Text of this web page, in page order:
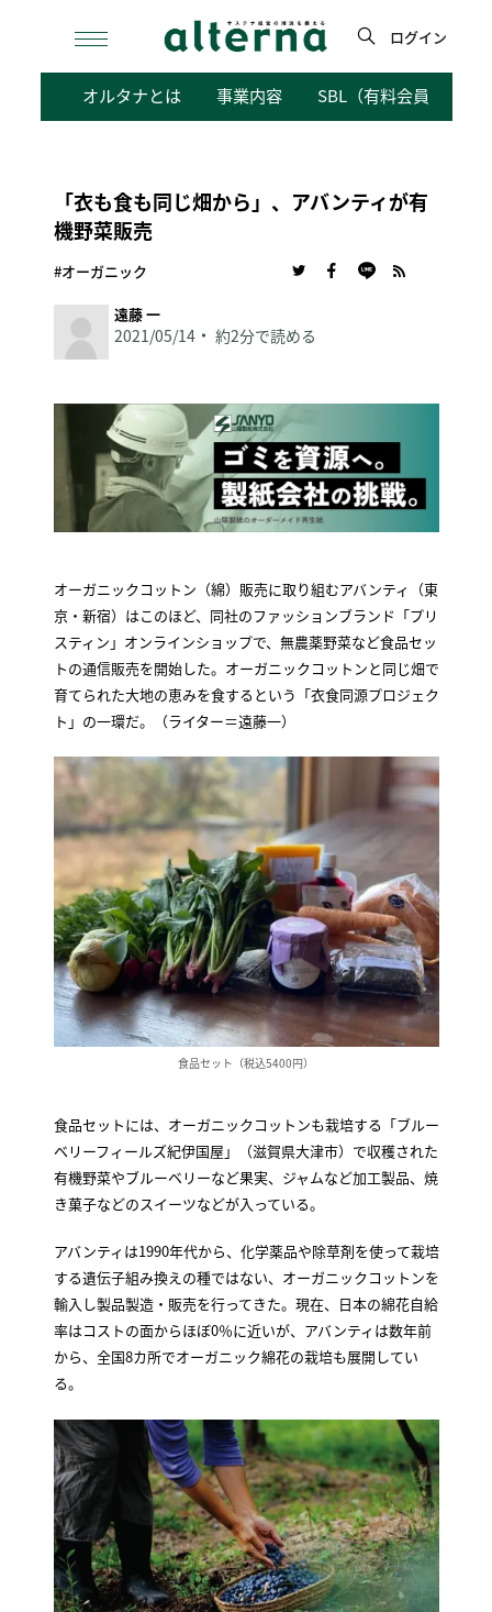
検
ログイン
オルタナとは 事業内容 SBL（有料会員向けサ
「衣も食も同じ畑から」、アバンティが有
機野菜販売
#オーガニック
遠藤 一
2021/05/14 約2分で読める
オーガニックコットン（綿）販売に取り組むアバンティ（東
京・新宿）はこのほど、同社のファッションブランド「プリ
スティン」オンラインショップで、無農薬野菜など食品セッ
トの通信販売を開始した。オーガニックコットンと同じ畑で
育てられた大地の恵みを食するという「衣食同源プロジェク
ト」の一環だ。（ライター＝遠藤一）
食品セット（税込5400円）
食品セットには、オーガニックコットンも栽培する「ブルー
ベリーフィールズ紀伊国屋」（滋賀県大津市）で収穫された
有機野菜やブルーベリーなど果実、ジャムなど加工製品、焼
き菓子などのスイーツなどが入っている。
アバンティは1990年代から、化学薬品や除草剤を使って栽培
する遺伝子組み換えの種ではない、オーガニックコットンを
輸入し製品製造・販売を行ってきた。現在、日本の綿花自給
率はコストの面からほぼ0％に近いが、アバンティは数年前
から、全国8カ所でオーガニック綿花の栽培も展開してい
る。